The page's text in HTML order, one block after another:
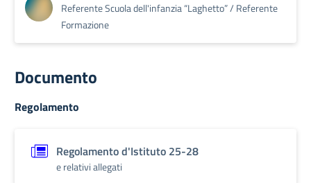
Referente Scuola dell'infanzia “Laghetto” / Referente
Formazione
Documento
Regolamento
Regolamento d'Istituto 25-28
e relativi allegati